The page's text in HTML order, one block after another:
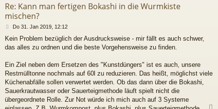
Re: Kann man fertigen Bokashi in die Wurmkiste
mischen?
B
i
t
a
Do 31. Jan 2019, 12:12
Kein Problem bezüglich der Ausdrucksweise - mir fällt es auch schwer,
das alles zu ordnen und die beste Vorgehensweise zu finden.
Ein Ziel neben dem Ersetzen des "Kunstdüngers" ist es auch, unsere
Restmülltonne nochmals auf 60l zu reduzieren. Das heißt, möglichst viele
Küchenabfälle sollen verwertet werden. Ob das dann über die Bokashi,
Sauerkrautwasser oder Sauerteigmethode läuft spielt nicht die
übergeordnete Rolle. Zur Not würde ich mich auch auf 3 Systeme